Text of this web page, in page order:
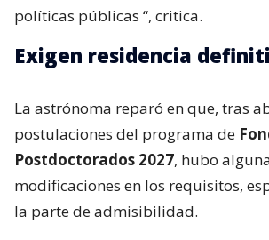
políticas públicas “, critica.
Exigen residencia
La astrónoma reparó en que, tras
postulaciones del programa de
Postdoctorados 2027, hubo
modificaciones en los requisitos,
la parte de admisibilidad.